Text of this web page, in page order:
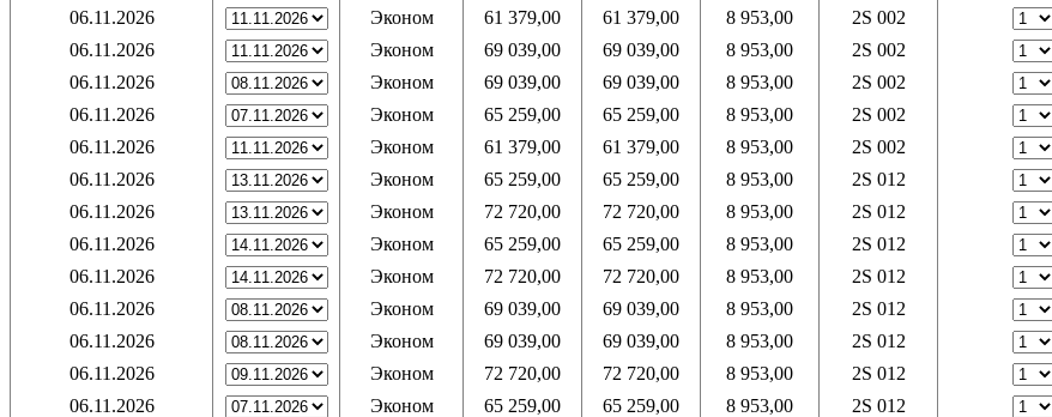
06.11.2026
Эконом 61 379,00 61 379,00 8 953,00 2S 002
06.11.2026
Эконом 69 039,00 69 039,00 8 953,00 2S 002
06.11.2026
Эконом 69 039,00 69 039,00 8 953,00 2S 002
06.11.2026
Эконом 65 259,00 65 259,00 8 953,00 2S 002
06.11.2026
Эконом 61 379,00 61 379,00 8 953,00 2S 002
06.11.2026
Эконом 65 259,00 65 259,00 8 953,00 2S 012
06.11.2026
Эконом 72 720,00 72 720,00 8 953,00 2S 012
06.11.2026
Эконом 65 259,00 65 259,00 8 953,00 2S 012
06.11.2026
Эконом 72 720,00 72 720,00 8 953,00 2S 012
06.11.2026
Эконом 69 039,00 69 039,00 8 953,00 2S 012
06.11.2026
Эконом 69 039,00 69 039,00 8 953,00 2S 012
06.11.2026
Эконом 72 720,00 72 720,00 8 953,00 2S 012
06.11.2026
Эконом 65 259,00 65 259,00 8 953,00 2S 012